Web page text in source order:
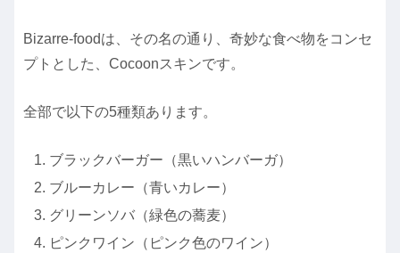
Bizarre-foodは、その名の通り、奇妙な食べ物をコンセ
プトとした、Cocoonスキンです。
全部で以下の5種類あります。
ブラックバーガー（黒いハンバーガ）
ブルーカレー（青いカレー）
グリーンソバ（緑色の蕎麦）
ピンクワイン（ピンク色のワイン）